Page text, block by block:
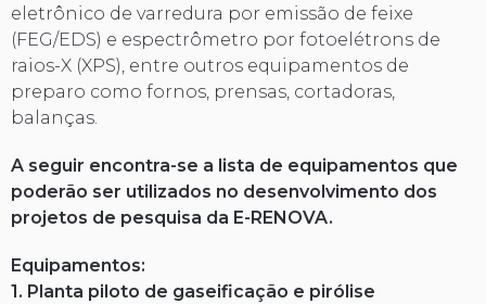
eletrônico de varredura por emissão de feixe
(FEG/EDS) e espectrômetro por fotoelétrons de
raios-X (XPS), entre outros equipamentos de
preparo como fornos, prensas, cortadoras,
balanças.
A seguir encontra-se a lista de equipamentos que
poderão ser utilizados no desenvolvimento dos
projetos de pesquisa da E-RENOVA.
Equipamentos:
1. Planta piloto de gaseificação e pirólise